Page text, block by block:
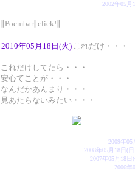
2002年05
∥Poembar∥click!∥
2010年05月18日(火) これだけ・・・
これだけしてたら・・・
安心てことが・・・
なんだかあんまり・・・
見あたらないみたい・・・
2009年
2008年05月18日(
2007年05月18
2006